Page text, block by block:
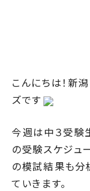
こんにちは！新
ズです
今週は中３受験
の受験スケジュ
の模試結果も分
ていきます。